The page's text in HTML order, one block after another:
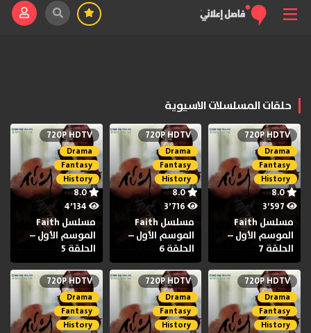
حلقات المسلسلات الاسيوية
720P HDTV
Drama
Fantasy
History
8.0
مسلسل Faith
الموسم الأول –
الحلقة 7
720P HDTV
Drama
Fantasy
History
8.0
3٬716
مسلسل Faith
الموسم الأول –
الحلقة 6
720P HDTV
Drama
Fantasy
History
8.0
مسلسل Faith
الموسم الأول –
الحلقة 5
720P HDTV
Drama
Fantasy
History
720P HDTV
Drama
Fantasy
History
720P HDTV
Drama
Fantasy
History